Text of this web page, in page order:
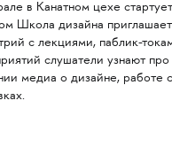
в Канатном цехе
Школа дизайна
с лекциями, паблик-
слушатели узнают
медиа о дизайне, работе